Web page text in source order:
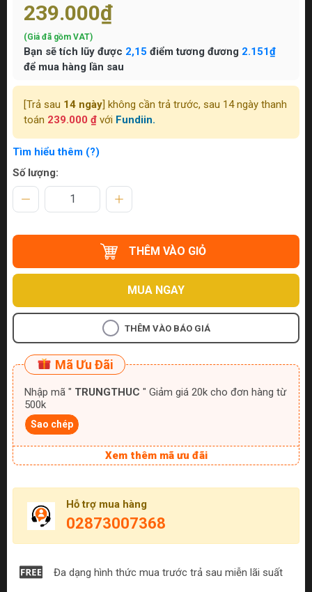
239.000₫
(Giá đã gồm VAT)
Bạn sẽ tích lũy được 2,15 điểm tương đương 2.151₫
để mua hàng lần sau
[Trả sau 14 ngày ] không cần trả trước, sau 14 ngày thanh
toán 239.000 ₫ với Fundiin.
Tìm hiểu thêm (?)
Số lượng:
THÊM VÀO GIỎ
MUA NGAY
THÊM VÀO BÁO GIÁ
Mã Ưu Đãi
Nhập mã " TRUNGTHUC " Giảm giá 20k cho đơn hàng từ
500k
Sao chép
Xem thêm mã ưu đãi
Hỗ trợ mua hàng
02873007368
Đa dạng hình thức mua trước trả sau miễn lãi suất